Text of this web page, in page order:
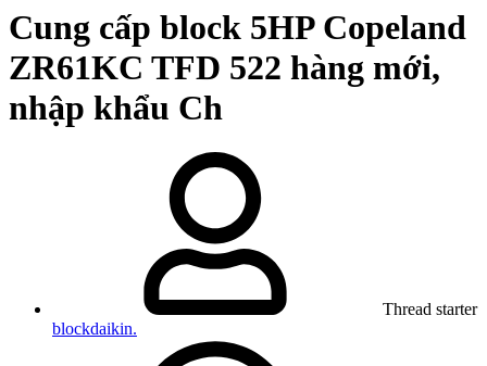
Cung cấp block 5HP Copeland
ZR61KC TFD 522 hàng mới,
nhập khẩu Ch
Thread starter
blockdaikin.